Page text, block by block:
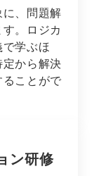
、問題解
。ロジカ
学ぶほ
から解決
ことがで
ン研修